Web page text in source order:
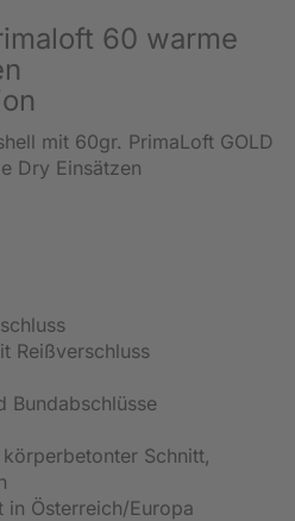
60 warme
mit 60gr. PrimaLoft GOLD
Dry Einsätzen
Reißverschluss
Bundabschlüsse
Schnitt,
in Österreich/Europa